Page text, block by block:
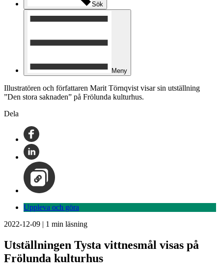
Sök
Meny
Illustratören och författaren Marit Törnqvist visar sin utställning
”Den stora saknaden” på Frölunda kulturhus.
Dela
Uppleva och göra
2022-12-09 | 1 min läsning
Utställningen Tysta vittnesmål visas på
Frölunda kulturhus